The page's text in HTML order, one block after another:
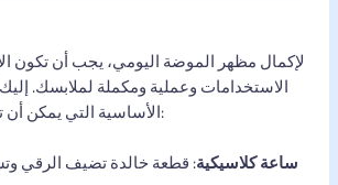
لإكمال مظهر الموضة اليومي، يجب أن تكون
الاستخدامات وعملية ومكملة لملابسك.
الأساسية التي يمكن أن تعزز أسلوبك اليومي:
ساعة كلاسيكية: قطعة خالدة تضيف الرقي